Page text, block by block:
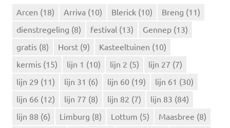
Arcen (18) Arriva (10) Blerick (10) Breng (11)
dienstregeling (8) festival (13) Gennep (13)
gratis (8) Horst (9) Kasteeltuinen (10)
kermis (15) lijn 1 (10) lijn 2 (5) lijn 27 (7)
lijn 29 (11) lijn 31 (6) lijn 60 (19) lijn 61 (30)
lijn 66 (12) lijn 77 (8) lijn 82 (7) lijn 83 (84)
lijn 88 (6) Limburg (8) Lottum (5) Maasbree (8)